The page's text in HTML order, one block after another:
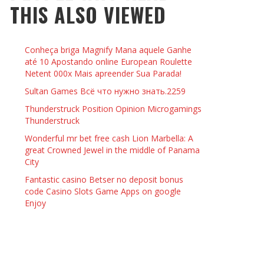
NAIL
JASON ANDERSON, JANUARY 3, 2014
6 THINGS TO DO WITH YOUR BOYFRIEND AT
KRISTEN R SMITH, JANUARY 16, 2014
THIS ALSO VIEWED
Conheça briga Magnify Mana aquele Ganhe
até 10 Apostando online European Roulette
Netent 000x Mais apreender Sua Parada!
Sultan Games Всё что нужно знать.2259
Thunderstruck Position Opinion Microgamings
Thunderstruck
Wonderful mr bet free cash Lion Marbella: A
great Crowned Jewel in the middle of Panama
City
Fantastic casino Betser no deposit bonus
code Casino Slots Game Apps on google
Enjoy